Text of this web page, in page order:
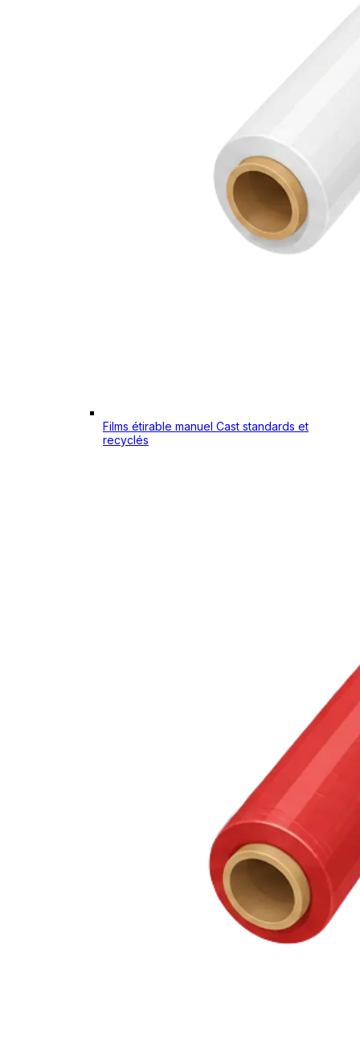
Films étirable manuel Cast standards et
recyclés